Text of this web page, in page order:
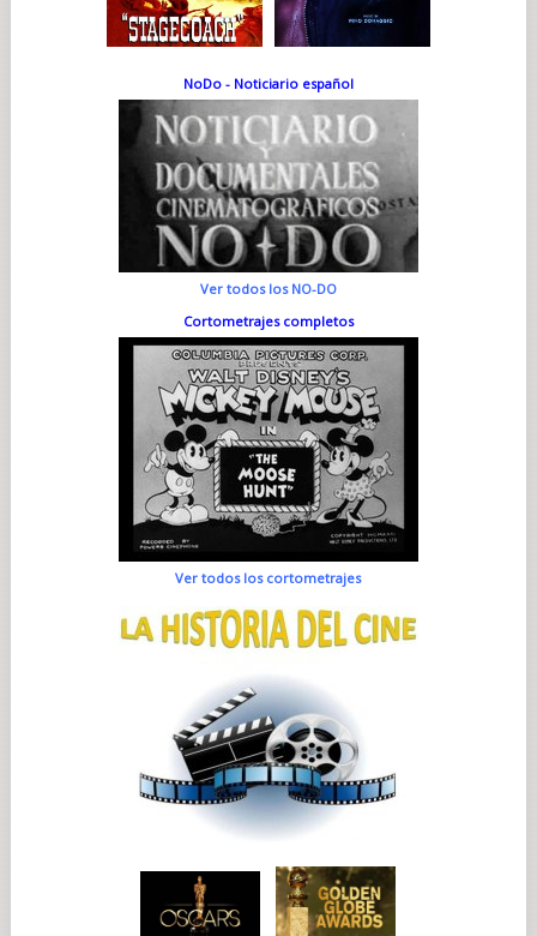
NoDo - Noticiario español
Ver todos los NO-DO
Cortometrajes completos
Ver todos los cortometrajes